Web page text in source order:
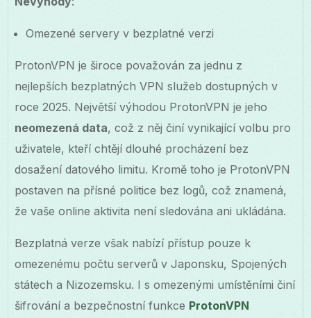
Omezené servery v bezplatné verzi
ProtonVPN je široce považován za jednu z
nejlepších bezplatných VPN služeb dostupných v
roce 2025. Největší výhodou ProtonVPN je jeho
neomezená data, což z něj činí vynikající volbu pro
uživatele, kteří chtějí dlouhé procházení bez
dosažení datového limitu. Kromě toho je ProtonVPN
postaven na přísné politice bez logů, což znamená,
že vaše online aktivita není sledována ani ukládána.
Bezplatná verze však nabízí přístup pouze k
omezenému počtu serverů v Japonsku, Spojených
státech a Nizozemsku. I s omezenými umístěními činí
šifrování a bezpečnostní funkce ProtonVPN